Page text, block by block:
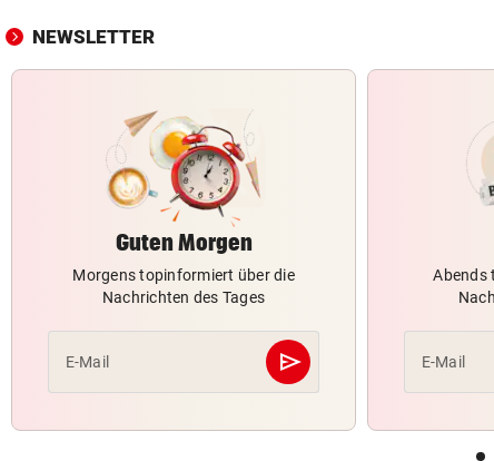
NEWSLETTER
Guten Morgen
Morgens topinformiert über die
Nachrichten des Tages
E-Mail send
Abschicken
Abends
E-Mail